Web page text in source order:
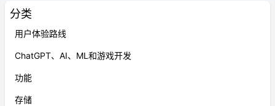
分类
用户体验路线
ChatGPT、AI、ML和游戏开发
功能
存储